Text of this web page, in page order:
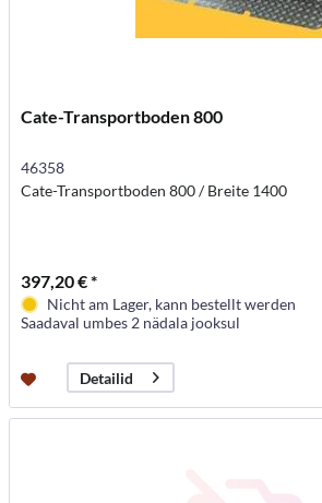
Cate-Transportboden 800
46358
Cate-Transportboden 800 / Breite 1400
397,20 € *
Nicht am Lager, kann bestellt werden
Saadaval umbes 2 nädala jooksul
Detailid